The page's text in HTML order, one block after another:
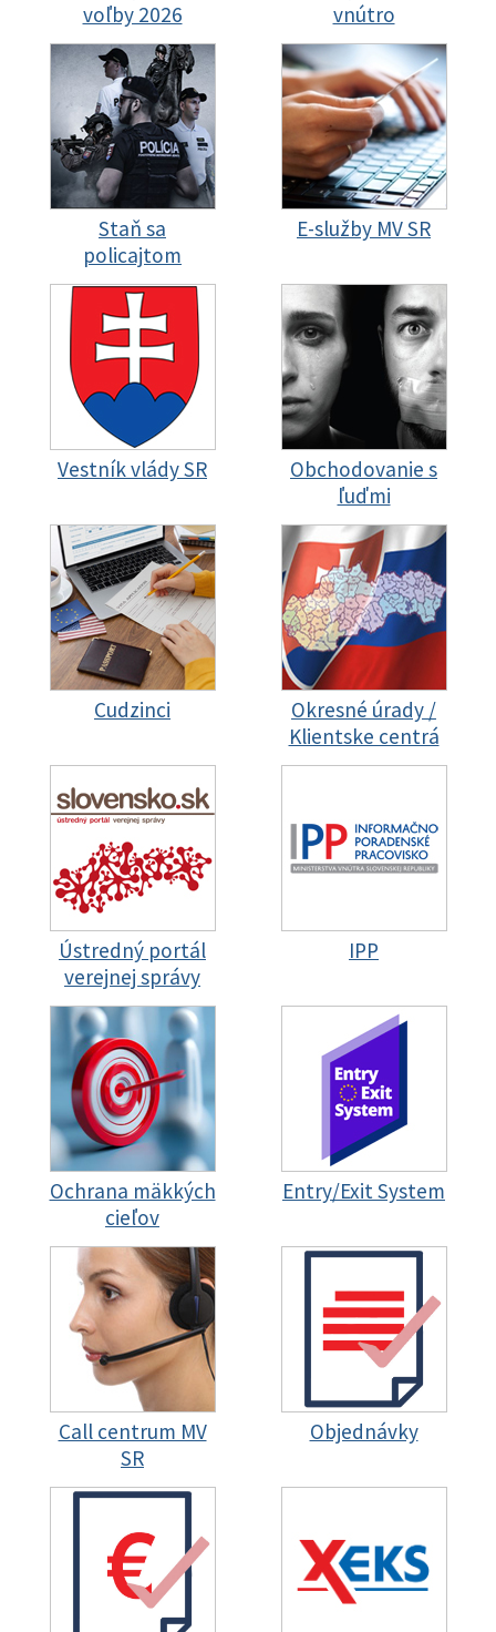
voľby 2026
vnútro
Staň sa
policajtom
E-služby MV SR
Vestník vlády SR
Obchodovanie s
ľuďmi
Cudzinci
Okresné úrady /
Klientske centrá
Ústredný portál
verejnej správy
IPP
Ochrana mäkkých
cieľov
Entry/Exit System
Call centrum MV
SR
Objednávky